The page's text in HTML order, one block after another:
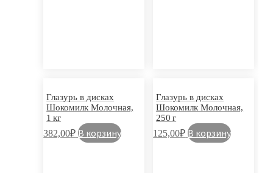
Глазурь в дисках
Шокомилк Молочная,
1 кг
382,00₽ В корзину
Глазурь в дисках
Шокомилк Молочная,
250 г
125,00₽ В корзину